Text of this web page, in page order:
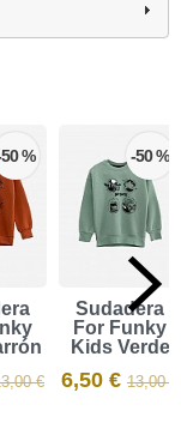
%
€
-50 %
Sudadera
For Funky
Kids Verde
6,50 € 13,00 €